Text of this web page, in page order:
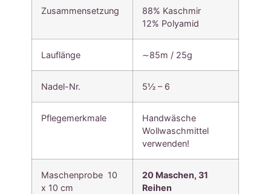
Zusammensetzung
88% Kaschmir
12% Polyamid
Lauflänge ∼85m / 25g
Nadel-Nr. 5½ – 6
Pflegemerkmale
Handwäsche
Wollwaschmittel
verwenden!
Maschenprobe 10
x 10 cm
20 Maschen,31
Reihen